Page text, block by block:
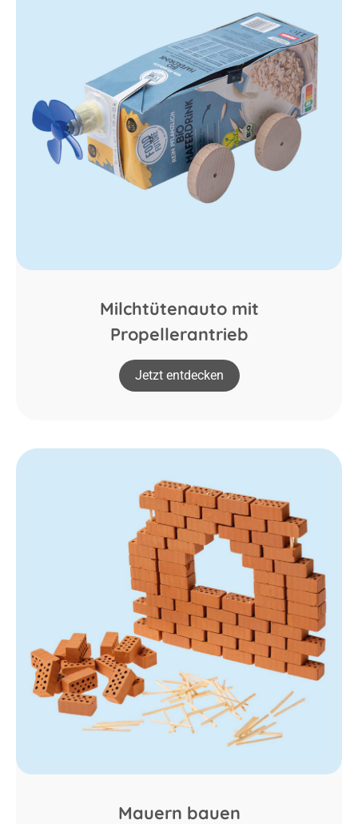
Milchtütenauto mit
Propellerantrieb
Jetzt entdecken
Mauern bauen